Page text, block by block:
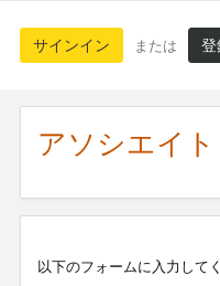
サインイン または 登
アソシエイ
以下のフォームに入力して